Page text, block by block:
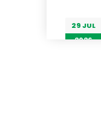
29 JUL
2026